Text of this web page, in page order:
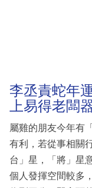
李丞責蛇年
上易得老闆
屬雞的朋友今年有
有利，若從事相關
台」星，「將」星
個人發揮空間較多